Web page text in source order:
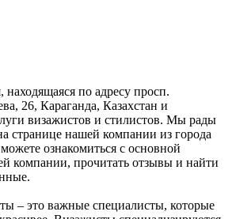
находящаяся по адресу просп.
26, Караганда, Казахстан и
визажистов и стилистов. Мы рады
странице нашей компании из города
ознакомиться с основной
компании, прочитать отзывы и найти
– это важные специалисты, которые